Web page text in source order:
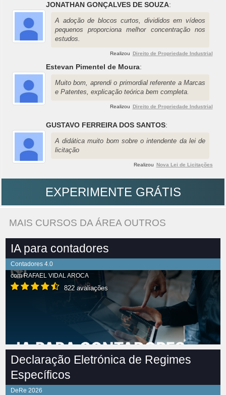
JONATHAN GONÇALVES DE SOUZA:
A adoção de blocos curtos, divididos em vídeos
pequenos proporciona melhor concentração nos
estudos.
Realizou Direito de Propriedade Industrial
Estevan Pimentel de Moura:
Muito bom, aprendi o primordial referente a Marcas
e Patentes, explicação teórica bem completa.
Realizou Direito de Propriedade Industrial
GUSTAVO FERREIRA DOS SANTOS:
A didática muito bom sobre o intendente da lei de
licitação
Realizou Nova Lei de Licitações
EXPERIMENTE GRÁTIS
MAIS CURSOS DA ÁREA OUTROS
IA para contadores
Contadores 4.0
comRAFAEL VIDAL AROCA
822 avaliações
Declaração Eletrónica de Regimes
Específicos
DeRe 2026